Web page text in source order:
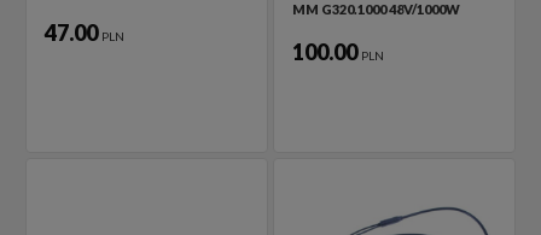
47.00 PLN
MM G320.1000 48V/1000W
100.00 PLN